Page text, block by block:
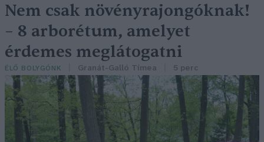
Nem csak növényrajongóknak!
– 8 arborétum, amelyet
érdemes meglátogatni
ÉLŐ BOLYGÓNK Granát-Galló Tímea 5 perc